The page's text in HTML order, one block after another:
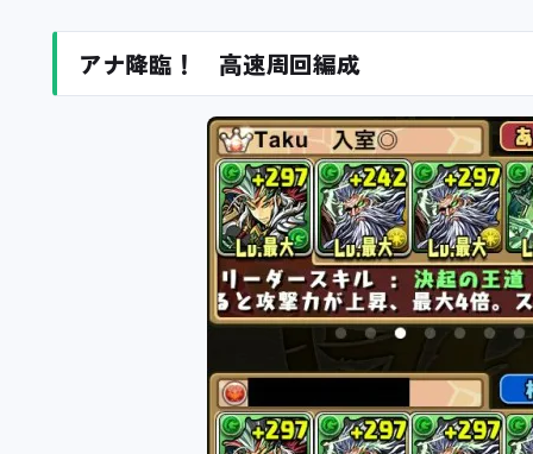
アナ降臨！ 高速周回編成